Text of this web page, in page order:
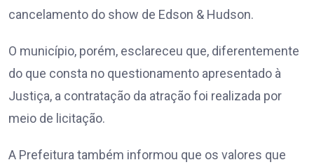
cancelamento do show de Edson & Hudson.
O município, porém, esclareceu que, diferentemente
do que consta no questionamento apresentado à
Justiça, a contratação da atração foi realizada por
meio de licitação.
A Prefeitura também informou que os valores que